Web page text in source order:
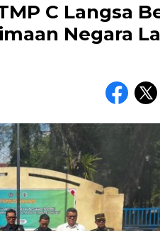
C Langsa
Negara